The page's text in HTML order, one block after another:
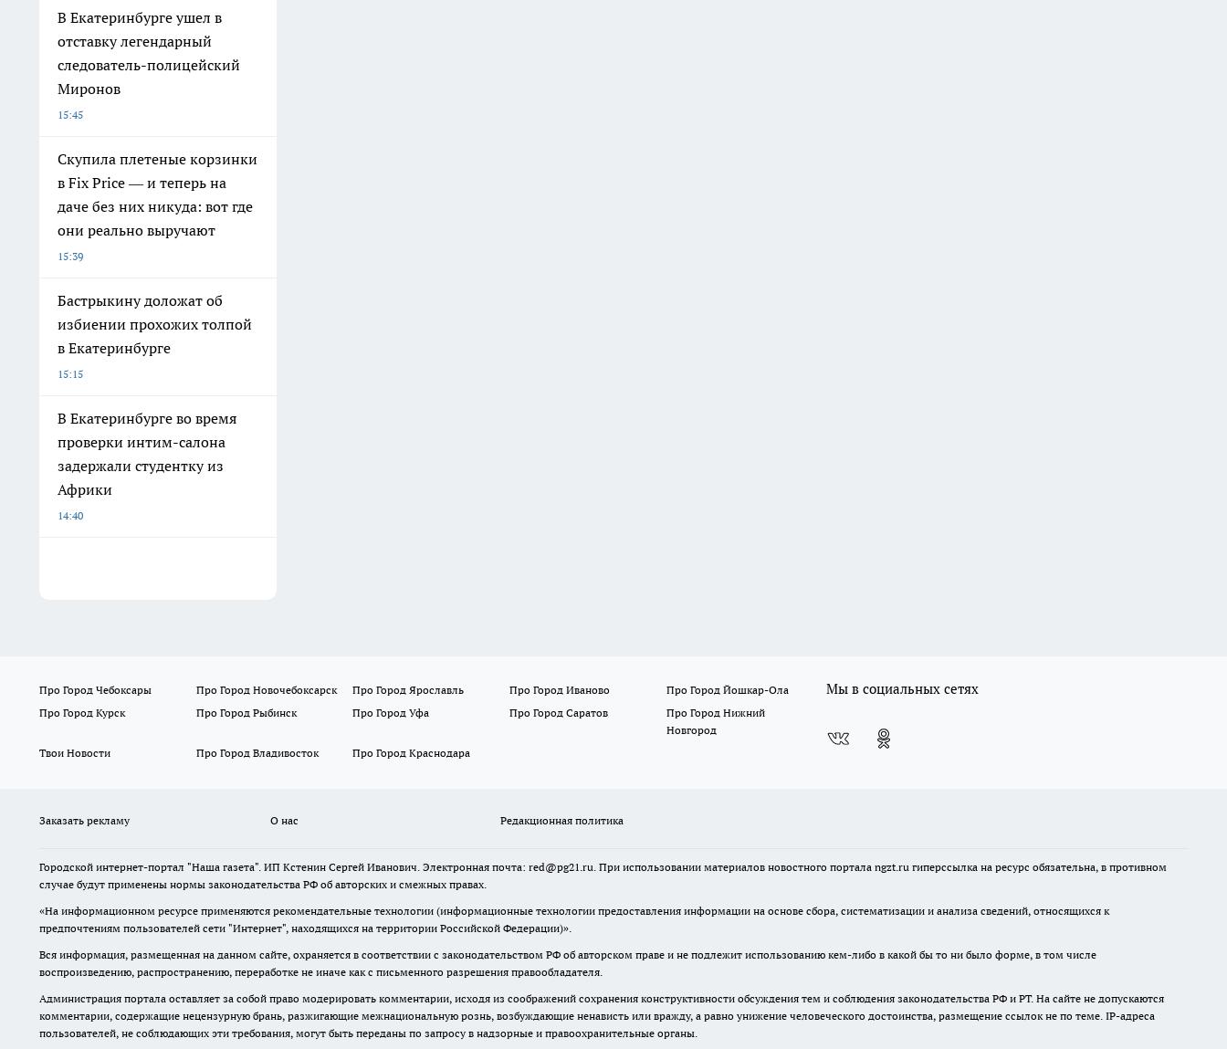
В Екатеринбурге ушел в
отставку легендарный
следователь-полицейский
Миронов
15:45
Скупила плетеные корзинки
в Fix Price — и теперь на
даче без них никуда: вот где
они реально выручают
15:39
Бастрыкину доложат об
избиении прохожих толпой
в Екатеринбурге
15:15
В Екатеринбурге во время
проверки интим-салона
задержали студентку из
Африки
14:40
Про Город Чебоксары Про Город Новочебоксарск Про Город Ярославль Про Город Иваново
Про Город Йошкар-Ола
Про Город Курск
Про Город Рыбинск Про Город Уфа Про Город Саратов
Про Город Нижний
Новгород
Твои Новости
Про Город Владивосток Про Город Краснодара
Мы в социальных сетях
Заказать рекламу О нас Редакционная политика
Городской интернет-портал "Наша газета". ИП Кстенин Сергей Иванович. Электронная почта: red@pg21.ru. При использовании материалов новостного портала ngzt.ru гиперссылка на ресурс обязательна, в противном
случае будут применены нормы законодательства РФ об авторских и смежных правах.
«На информационном ресурсе применяются рекомендательные технологии (информационные технологии предоставления информации на основе сбора, систематизации и анализа сведений, относящихся к
предпочтениям пользователей сети "Интернет", находящихся на территории Российской Федерации)».
Вся информация, размещенная на данном сайте, охраняется в соответствии с законодательством РФ об авторском праве и не подлежит использованию кем-либо в какой бы то ни было форме, в том числе
воспроизведению, распространению, переработке не иначе как с письменного разрешения правообладателя.
Администрация портала оставляет за собой право модерировать комментарии, исходя из соображений сохранения конструктивности обсуждения тем и соблюдения законодательства РФ и РТ. На сайте не допускаются
комментарии, содержащие нецензурную брань, разжигающие межнациональную рознь, возбуждающие ненависть или вражду, а равно унижение человеческого достоинства, размещение ссылок не по теме. IP-адреса
пользователей, не соблюдающих эти требования, могут быть переданы по запросу в надзорные и правоохранительные органы.